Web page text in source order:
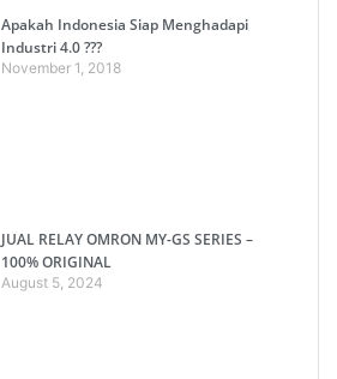
Apakah Indonesia Siap Menghadapi
Industri 4.0 ???
November 1, 2018
JUAL RELAY OMRON MY-GS SERIES –
100% ORIGINAL
August 5, 2024